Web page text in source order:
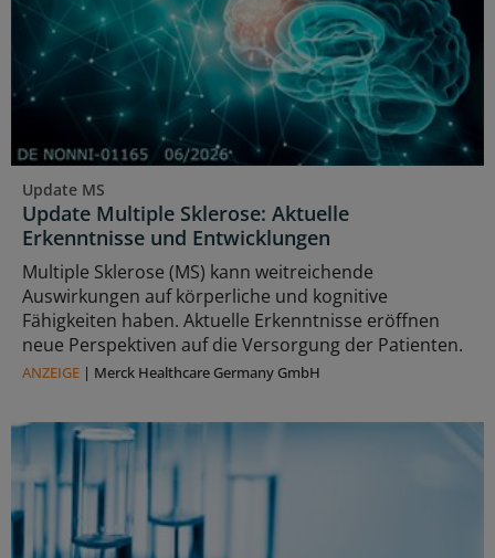
Update MS
Update Multiple Sklerose: Aktuelle
Erkenntnisse und Entwicklungen
Multiple Sklerose (MS) kann weitreichende
Auswirkungen auf körperliche und kognitive
Fähigkeiten haben. Aktuelle Erkenntnisse eröffnen
neue Perspektiven auf die Versorgung der Patienten.
ANZEIGE | Merck Healthcare Germany GmbH